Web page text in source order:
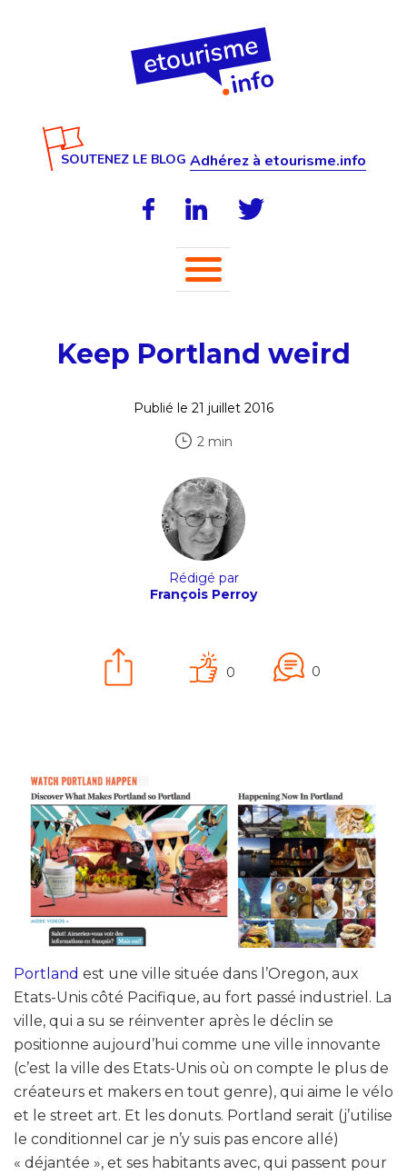
SOUTENEZ LE BLOG Adhérez à etourisme.info
Keep Portland weird
Publié le 21 juillet 2016
2 min
Rédigé par
François Perroy
0 0
Portland est une ville située dans l’Oregon, aux
Etats-Unis côté Pacifique, au fort passé industriel. La
ville, qui a su se réinventer après le déclin se
positionne aujourd’hui comme une ville innovante
(c’est la ville des Etats-Unis où on compte le plus de
créateurs et makers en tout genre), qui aime le vélo
et le street art. Et les donuts. Portland serait (j’utilise
le conditionnel car je n’y suis pas encore allé)
« déjantée », et ses habitants avec, qui passent pour